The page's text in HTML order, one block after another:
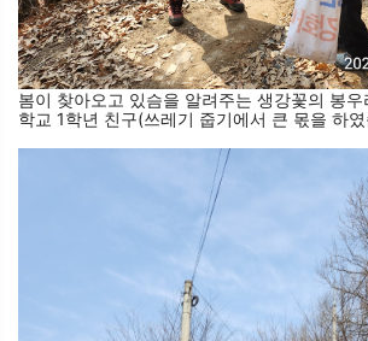
봄이 찾아오고 있슴을 알려주는 생강꽃의 봉
학교 1학년 친구(쓰레기 줍기에서 큰 몫을 하